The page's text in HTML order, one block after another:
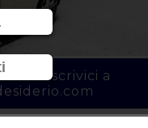
o scrivici a